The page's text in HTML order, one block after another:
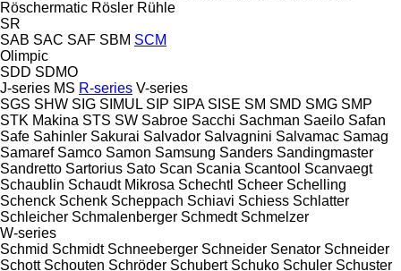
Röschermatic Rösler Rühle
SR
SAB SAC SAF SBM SCM
Olimpic
SDD SDMO
J-series MS R-series V-series
SGS SHW SIG SIMUL SIP SIPA SISE SM SMD SMG SMP
STK Makina STS SW Sabroe Sacchi Sachman Saeilo Safan
Safe Sahinler Sakurai Salvador Salvagnini Salvamac Samag
Samaref Samco Samon Samsung Sanders Sandingmaster
Sandretto Sartorius Sato Scan Scania Scantool Scanvaegt
Schaublin Schaudt Mikrosa Schechtl Scheer Schelling
Schenck Schenk Scheppach Schiavi Schiess Schlatter
Schleicher Schmalenberger Schmedt Schmelzer
W-series
Schmid Schmidt Schneeberger Schneider Senator Schneider
Schott Schouten Schröder Schubert Schuko Schuler Schuster